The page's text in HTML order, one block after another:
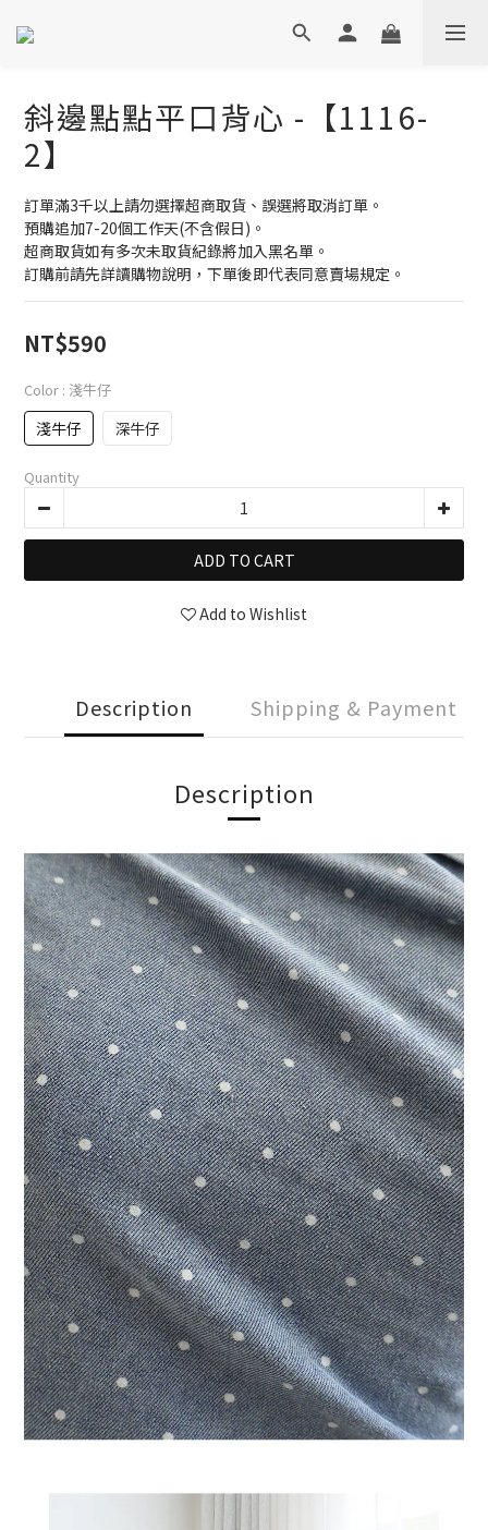
斜邊點點平口背心 -【1116-
2】
訂單滿3千以上請勿選擇超商取貨、誤選將取消訂單。
預購追加7-20個工作天(不含假日)。
超商取貨如有多次未取貨紀錄將加入黑名單。
訂購前請先詳讀購物說明，下單後即代表同意賣場規定。
NT$590
Color : 淺牛仔
淺牛仔 深牛仔
Quantity
ADD TO CART
Add to Wishlist
Description Shipping & Payment
Description